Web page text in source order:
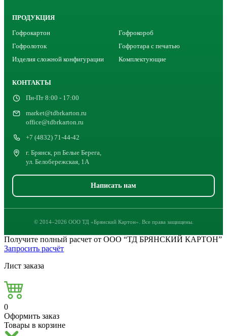
ПРОДУКЦИЯ
Гофрокартон
Гофрокороб
Гофролоток
Гофротара с печатью
Изделия сложной конфигурации
Комплектующие
КОНТАКТЫ
Пн-Пт 8:00 - 17:00
market@tdbrkarton.ru
office@tdbrkarton.ru
+7 (4832) 71-44-42
г. Брянск, рп Белые Берега,
ул. Белобережская, 1А
Написать нам
© 2014–2026 ООО ТД «Брянский Картон». Все права защищены.
Получите полный расчет от ООО “ТД БРЯНСКИЙ КАРТОН”
Запросить расчёт
Лист заказа
0
Оформить заказ
Товары в корзине